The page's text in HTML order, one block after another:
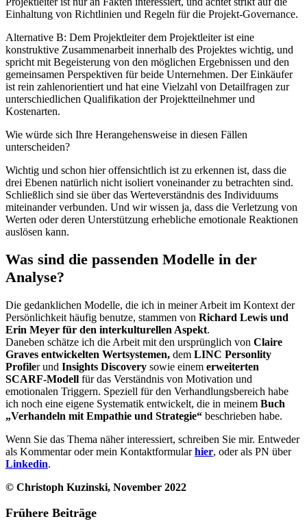
Einhaltung von Richtlinien und Regeln für die Projekt-Governance.
Alternative B: Dem Projektleiter dem Projektleiter ist eine
konstruktive Zusammenarbeit innerhalb des Projektes wichtig, und
spricht mit Begeisterung von den möglichen Ergebnissen und den
gemeinsamen Perspektiven für beide Unternehmen. Der Einkäufer
ist rein zahlenorientiert und hat eine Vielzahl von Detailfragen zur
unterschiedlichen Qualifikation der Projektteilnehmer und
Kostenarten.
Wie würde sich Ihre Herangehensweise in diesen Fällen
unterscheiden?
Wichtig und schon hier offensichtlich ist zu erkennen ist, dass die
drei Ebenen natürlich nicht isoliert voneinander zu betrachten sind.
Schließlich sind sie über das Werteverständnis des Individuums
miteinander verbunden. Und wir wissen ja, dass die Verletzung von
Werten oder deren Unterstützung erhebliche emotionale Reaktionen
auslösen kann.
Was sind die passenden Modelle in der
Analyse?
Die gedanklichen Modelle, die ich in meiner Arbeit im Kontext der
Persönlichkeit häufig benutze, stammen von Richard Lewis und
Erin Meyer für den interkulturellen Aspekt.
Daneben schätze ich die Arbeit mit den ursprünglich von Claire
Graves entwickelten Wertsystemen, dem LINC Personlity
Profiler und Insights Discovery sowie einem erweiterten
SCARF-Modell für das Verständnis von Motivation und
emotionalen Triggern. Speziell für den Verhandlungsbereich habe
ich noch eine eigene Systematik entwickelt, die in meinem Buch
„Verhandeln mit Empathie und Strategie“ beschrieben habe.
Wenn Sie das Thema näher interessiert, schreiben Sie mir. Entweder
als Kommentar oder mein Kontaktformularhier, oder als PN über
Linkedin.
© Christoph Kuzinski, November 2022
Frühere Beiträge